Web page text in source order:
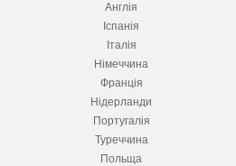
Англія
Іспанія
Італія
Німеччина
Франція
Нідерланди
Португалія
Туреччина
Польща